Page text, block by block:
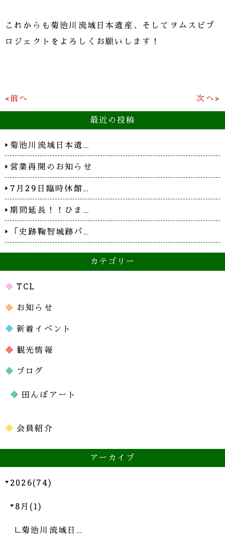
これからも菊池川流域日本遺産、そしてヲムスビプ
ロジェクトをよろしくお願いします！
<前へ 次へ>
最近の投稿
菊池川流域日本遺…
営業再開のお知らせ
7月29日臨時休館…
期間延長！！ひま…
「史跡鞠智城跡パ…
カテゴリー
TCL
お知らせ
新着イベント
観光情報
ブログ
田んぼアート
会員紹介
アーカイブ
2026(74)
8月(1)
菊池川流域日…